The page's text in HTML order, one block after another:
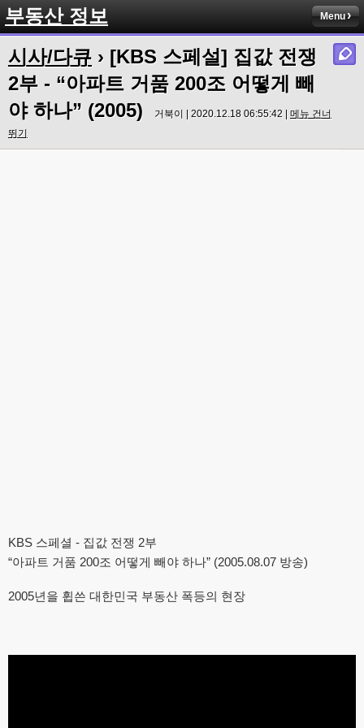
부동산 정보 Menu
시사/다큐 › [KBS 스페설] 집값 전쟁
2부 - “아파트 거품 200조 어떻게 빼
야 하나” (2005)
거북이 | 2020.12.18 06:55:42 | 메뉴 건너
뛰기
KBS 스페셜 - 집값 전쟁 2부
“아파트 거품 200조 어떻게 빼야 하나” (2005.08.07 방송)
2005년을 휩쓴 대한민국 부동산 폭등의 현장